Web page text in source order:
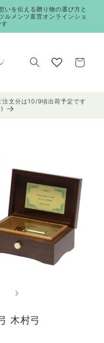
いを伝える贈り物の選び方と
ルメンツ直営オンラインショ
ー
文分は10/9頃出荷予定です
木村弓